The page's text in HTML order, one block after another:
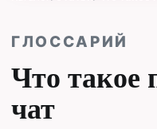
ГЛОССАРИЙ
Что такое
чат